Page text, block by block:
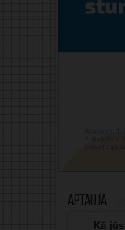
Aptauja
Kā